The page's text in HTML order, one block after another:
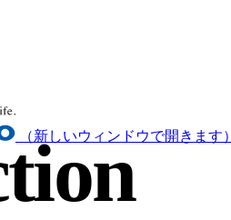
（新しいウィンドウで開きます）